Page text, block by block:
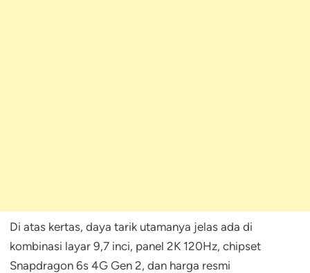
Di atas kertas, daya tarik utamanya jelas ada di
kombinasi layar 9,7 inci, panel 2K 120Hz, chipset
Snapdragon 6s 4G Gen 2, dan harga resmi